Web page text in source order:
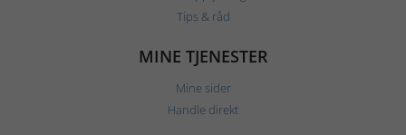
Tips & råd
MINE TJENESTER
Mine sider
Handle direkt